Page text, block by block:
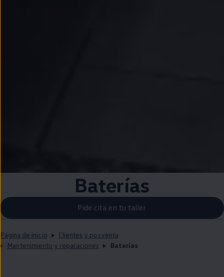
Baterías
Pide cita en tu taller
Página de inicio
Clientes y posventa
Mantenimiento y reparaciones
Baterías